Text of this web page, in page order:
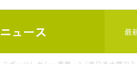
ニュース 最